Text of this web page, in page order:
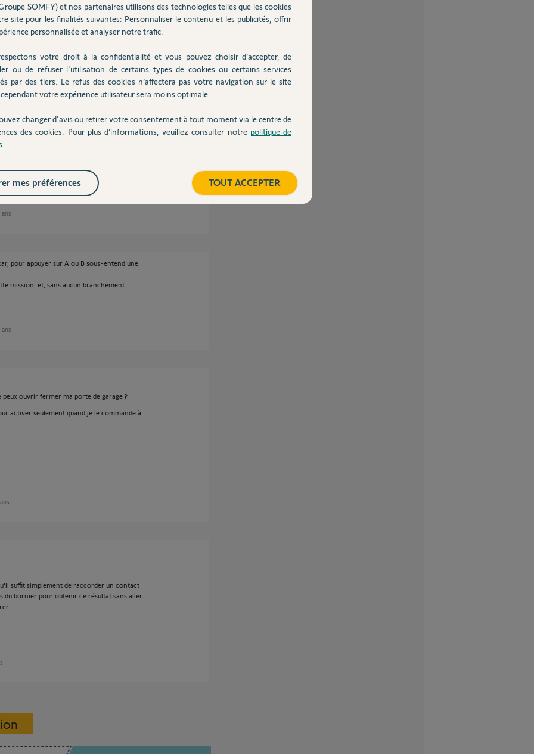
dans mon garage, et j'accède directement
toujours sur moi la télécommande,
garage.
ans
commande mural RTS à proximité de la
smoove-...
ans
pour appuyer sur A ou B sous-entend une
mission, et, sans aucun branchement.
ans
ouvrir fermer ma porte de garage ?
activer seulement quand je le commande à
suffit simplement de raccorder un contact
du bornier pour obtenir ce résultat sans aller
SOMFY) et nos partenaires utilisons des technologies telles que les cookies
site pour les finalités suivantes: Personnaliser le contenu et les publicités, offrir
personnalisée et analyser notre trafic.
votre droit à la confidentialité et vous pouvez choisir d’accepter, de
ou de refuser l'utilisation de certains types de cookies ou certains services
par des tiers. Le refus des cookies n’affectera pas votre navigation sur le site
votre expérience utilisateur sera moins optimale.
changer d'avis ou retirer votre consentement à tout moment via le centre de
des cookies. Pour plus d’informations, veuillez consulter notre politique de
TOUT ACCEPTER
mes préférences